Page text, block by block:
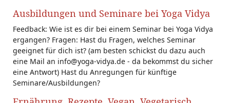
Ausbildungen und Seminare bei Yoga Vidya
Feedback: Wie ist es dir bei einem Seminar bei Yoga Vidya
ergangen? Fragen: Hast du Fragen, welches Seminar
geeignet für dich ist? (am besten schickst du dazu auch
eine Mail an info@yoga-vidya.de - da bekommst du sicher
eine Antwort) Hast du Anregungen für künftige
Seminare/Ausbildungen?